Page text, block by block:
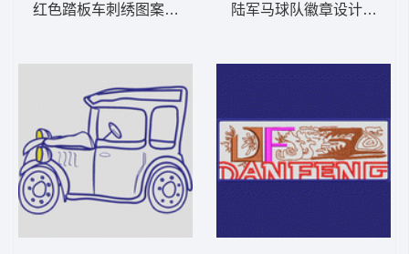
红色踏板车刺绣图案 卡通童装章标贴布 陆军马球队